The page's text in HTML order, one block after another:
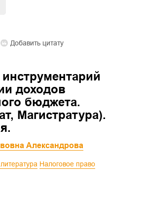
Добавить цитату
доходов
бюджета.
Магистратура).
Александрова
Налоговое право